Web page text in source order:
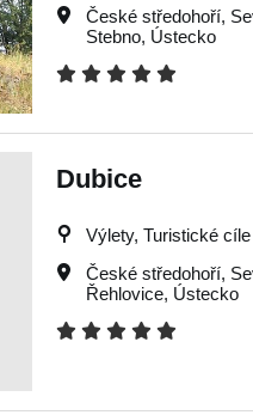
České středohoří,
Stebno, Ústecko
Dubice
Výlety, Turistické cíle
České středohoří,
Řehlovice, Ústecko